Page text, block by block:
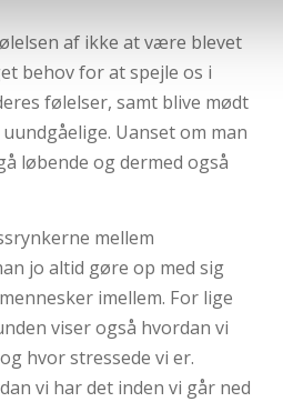
af ikke at være blevet
behov for at spejle os i
følelser, samt blive mødt
Uanset om man
løbende og dermed også
mellem
jo altid gøre op med sig
imellem. For lige
viser også hvordan vi
hvor stressede vi er.
vi har det inden vi går ned